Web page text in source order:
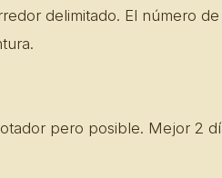
delimitado. El número de
pero posible. Mejor 2